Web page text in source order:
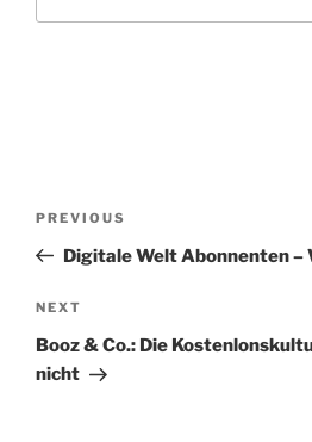
Previous
Post
PREVIOUS
Digitale Welt Abonnenten
Next
Post
NEXT
Booz & Co.: Die
nicht